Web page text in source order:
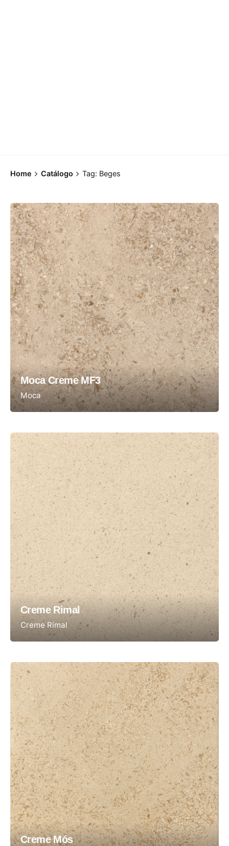
Home Catálogo Tag: Beges
Moca Creme MF3
Moca
Creme Rimal
Creme Rimal
Creme Mós